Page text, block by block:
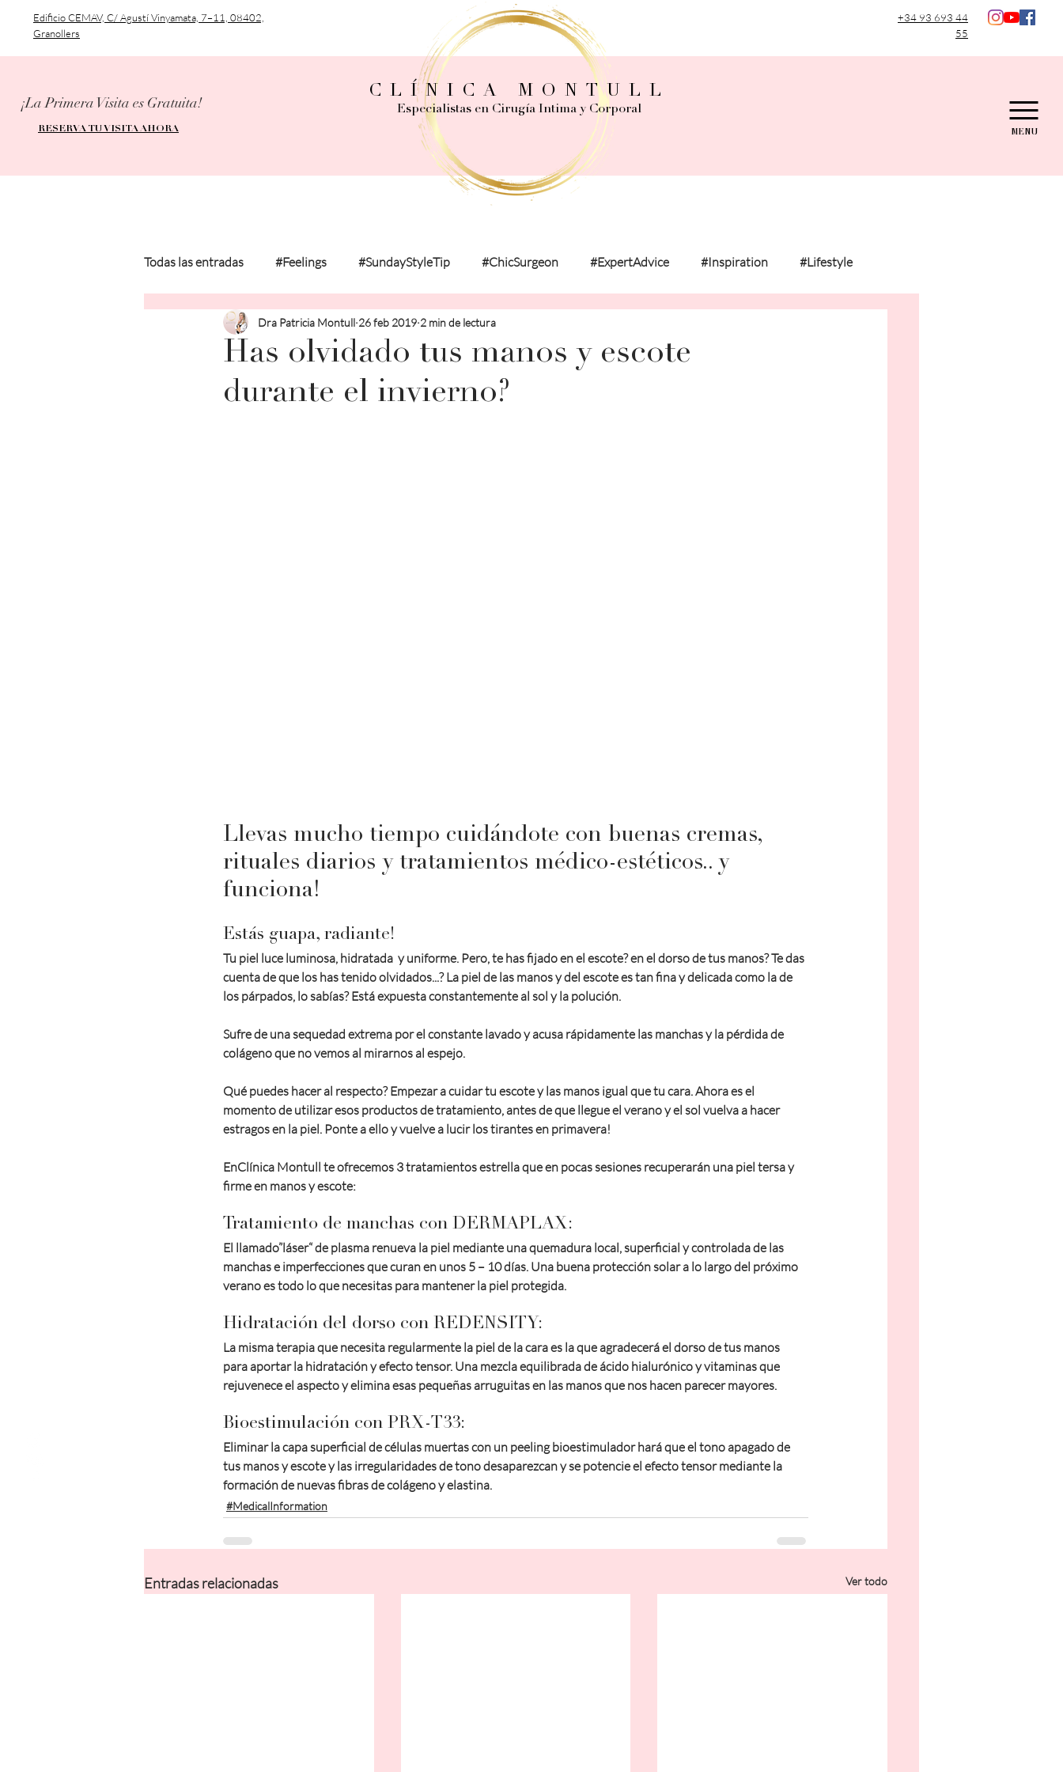
¡La Primera Visita es Gratuita!
RESERVA TU VISITA AHORA MENU
Edificio CEMAV, C/ Agustí Vinyamata, 7–11, 08402,
Granollers
+34 93 693 44
55
CLÍNICA MONTULL
Especialistas en Cirugía Intima y Corporal
Todas las entradas #Feelings #SundayStyleTip #ChicSurgeon #ExpertAdvice #Inspiration #Lifestyle
#MedicalInformation #PersonalExperience
Has olvidado tus manos y escote
durante el invierno?
Dra Patricia Montull 26 feb 2019 2 min de lectura
Llevas mucho tiempo cuidándote con buenas cremas,
rituales diarios y tratamientos médico-estéticos.. y
funciona!
Estás guapa, radiante!
Tu piel luce luminosa, hidratada  y uniforme. Pero, te has fijado en el escote? en el dorso de tus manos? Te das
cuenta de que los has tenido olvidados...? La piel de las manos y del escote es tan fina y delicada como la de
los párpados, lo sabías? Está expuesta constantemente al sol y la polución.
Sufre de una sequedad extrema por el constante lavado y acusa rápidamente las manchas y la pérdida de
colágeno que no vemos al mirarnos al espejo.
Qué puedes hacer al respecto? Empezar a cuidar tu escote y las manos igual que tu cara. Ahora es el
momento de utilizar esos productos de tratamiento, antes de que llegue el verano y el sol vuelva a hacer
estragos en la piel. Ponte a ello y vuelve a lucir los tirantes en primavera!
EnClínica Montull te ofrecemos 3 tratamientos estrella que en pocas sesiones recuperarán una piel tersa y
firme en manos y escote:
Tratamiento de manchas con DERMAPLAX:
El llamado”láser“ de plasma renueva la piel mediante una quemadura local, superficial y controlada de las
manchas e imperfecciones que curan en unos 5 – 10 días. Una buena protección solar a lo largo del próximo
verano es todo lo que necesitas para mantener la piel protegida.
Hidratación del dorso con REDENSITY:
La misma terapia que necesita regularmente la piel de la cara es la que agradecerá el dorso de tus manos
para aportar la hidratación y efecto tensor. Una mezcla equilibrada de ácido hialurónico y vitaminas que
rejuvenece el aspecto y elimina esas pequeñas arruguitas en las manos que nos hacen parecer mayores.
Bioestimulación con PRX-T33:
Eliminar la capa superficial de células muertas con un peeling bioestimulador hará que el tono apagado de
tus manos y escote y las irregularidades de tono desaparezcan y se potencie el efecto tensor mediante la
formación de nuevas fibras de colágeno y elastina.
#MedicalInformation
Entradas relacionadas Ver todo